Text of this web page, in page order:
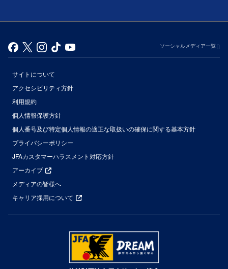
ソーシャルメディア一覧
サイトについて
アクセシビリティ方針
利用規約
個人情報保護方針
個人番号及び特定個人情報の適正な取扱いの確保に関する基本方針
プライバシーポリシー
JFAカスタマーハラスメント対応方針
アーカイブ
メディアの皆様へ
キャリア採用について